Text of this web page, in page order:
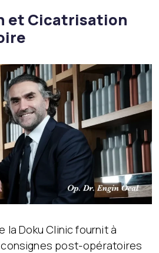
et Cicatrisation
la Doku Clinic fournit à
post-opératoires